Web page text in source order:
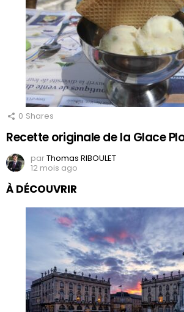
0 Shares
Recette originale de la Glace
parThomas RIBOULET
12 mois ago
À DÉCOUVRIR